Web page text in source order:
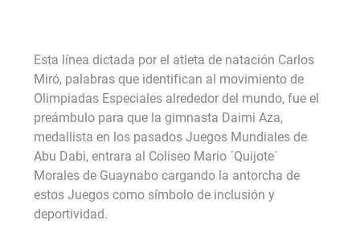
Esta línea dictada por el atleta de natación Carlos
Miró, palabras que identifican al movimiento de
Olimpiadas Especiales alrededor del mundo, fue el
preámbulo para que la gimnasta Daimi Aza,
medallista en los pasados Juegos Mundiales de
Abu Dabi, entrara al Coliseo Mario ´Quijote´
Morales de Guaynabo cargando la antorcha de
estos Juegos como símbolo de inclusión y
deportividad.